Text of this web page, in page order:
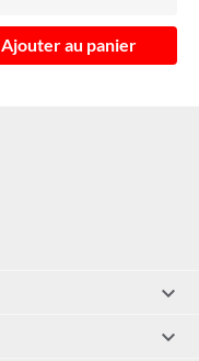
Ajouter au panier

